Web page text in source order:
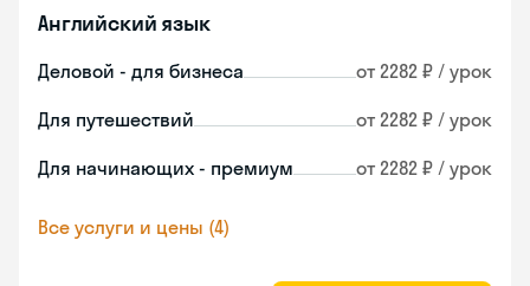
Английский язык
Деловой - для бизнеса от 2282 ₽ / урок
Для путешествий от 2282 ₽ / урок
Для начинающих - премиум от 2282 ₽ / урок
Все услуги и цены (4)